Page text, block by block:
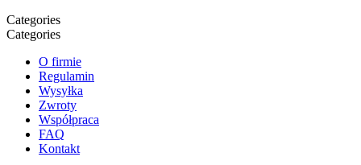
Categories
Categories
O firmie
Regulamin
Wysyłka
Zwroty
Współpraca
FAQ
Kontakt